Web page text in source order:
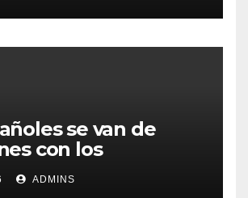
se van de
con los
hasta un 21%
que el año pasado
ADMINS